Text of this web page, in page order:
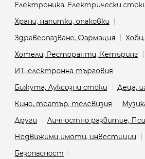
Електроника, Електрически
Храни, напитки, опаковки
Здравеопазване, Фармация
Хотели, Ресторанти, Кетъринг
ИТ, електронна търговия
Бижута, Луксозни стоки
Деца,
Кино, театър, телевизия
Други
Личностно развитие,
Недвижими имоти, инвестиции
Безопасност